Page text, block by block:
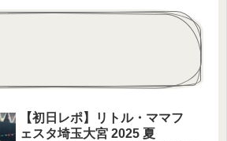
【初日レポ】リトル・ママフ
ェスタ埼玉大宮 2025 夏